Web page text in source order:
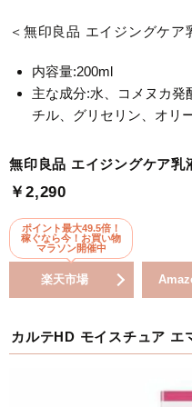
＜無印良品 エイジングケア
内容量:200ml
主な成分:水、コメヌカ発
チル、グリセリン、オリ
無印良品 エイジングケア乳
￥2,290
ポイント最大49.5倍！
稼ぐなら今！お買い物
マラソン開催中
楽天市場
カルテHD モイスチュア エ